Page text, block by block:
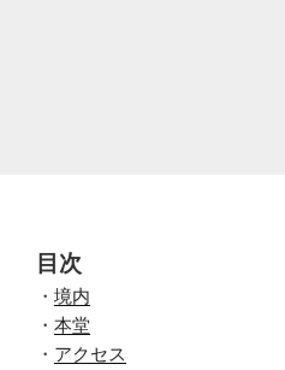
目次
・ 境内
・ 本堂
・ アクセス